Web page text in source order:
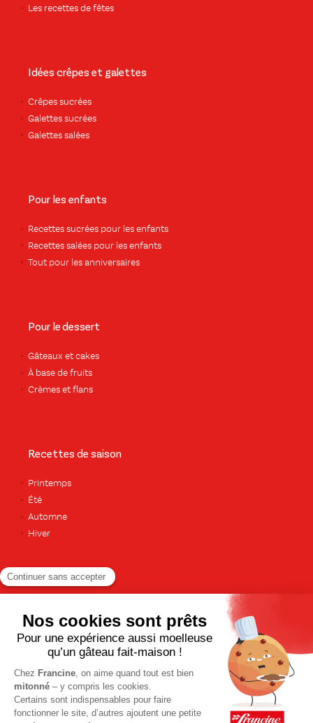
Les recettes de fêtes
Idées crêpes et galettes
Crêpes sucrées
Galettes sucrées
Galettes salées
Pour les enfants
Recettes sucrées pour les enfants
Recettes salées pour les enfants
Tout pour les anniversaires
Pour le dessert
Gâteaux et cakes
À base de fruits
Crèmes et flans
Recettes de saison
Printemps
Été
Automne
Hiver
TOUTES LES RECETTES
Pour votre santé, pratiquez une activité physique régulière. Plus
d’infos sur www.mangerbouger.fr